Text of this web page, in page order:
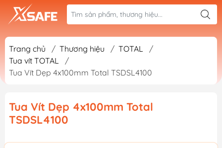
Trang chủ / Thương hiệu / TOTAL
/
Tua vít TOTAL
/
Tua Vít Dẹp 4x100mm Total TSDSL4100
Tua Vít Dẹp 4x100mm Total
TSDSL4100